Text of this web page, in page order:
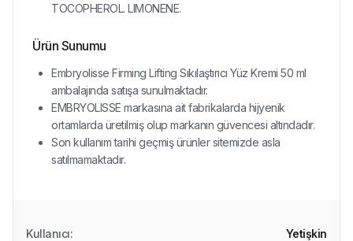
TOCOPHEROL. LIMONENE.
Ürün Sunumu
Embryolisse Firming Lifting Sıkılaştırıcı Yüz Kremi 50 ml
ambalajında satışa sunulmaktadır.
EMBRYOLISSE markasına ait fabrikalarda hijyenik
ortamlarda üretilmiş olup markanın güvencesi altındadır.
Son kullanım tarihi geçmiş ürünler sitemizde asla
satılmamaktadır.
Kullanıcı: Yetişkin